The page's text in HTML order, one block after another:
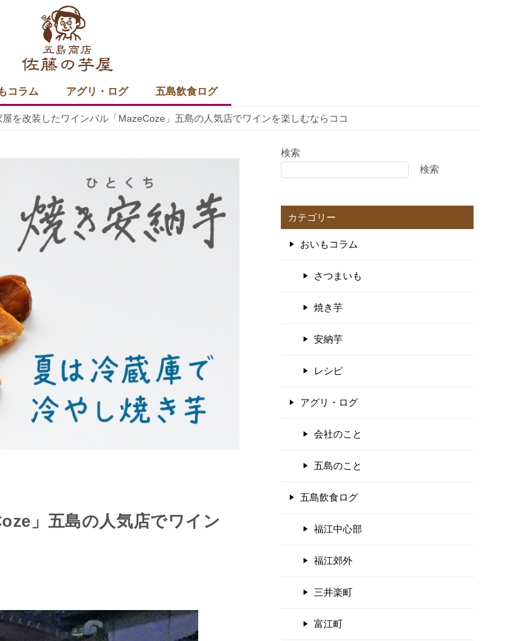
コラム アグリ・ログ 五島飲食ログ
屋を改装したワインバル「MazeCoze」五島の人気店でワインを楽しむならココ
」五島の人気店でワイン
検索
検索
カテゴリー
おいもコラム
さつまいも
焼き芋
安納芋
レシピ
アグリ・ログ
会社のこと
五島のこと
五島飲食ログ
福江中心部
福江郊外
三井楽町
富江町